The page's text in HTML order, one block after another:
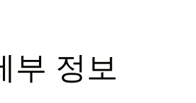
부 정보